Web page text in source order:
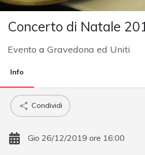
Concerto di Natale
Evento a Gravedona ed Uniti
Info
Condividi
Gio 26/12/2019 ore 16:00